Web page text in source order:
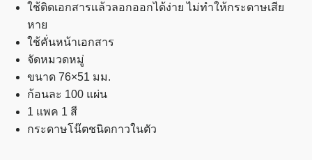
รุ่น
A022
ชิ้น
ใช้ติดเอกสารเเล้วลอกออกได้ง่าย ไม่ทำให้กระดาษเสีย
หาย
ใช้คั่นหน้าเอกสาร
จัดหมวดหมู่
ขนาด 76×51 มม.
ก้อนละ 100 แผ่น
1 เเพค 1 สี
กระดาษโน๊ตชนิดกาวในตัว